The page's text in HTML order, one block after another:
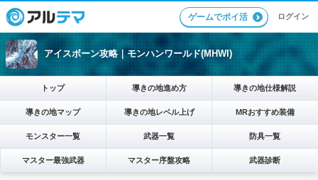
ゲームでポイ活 ログイン
アイスボーン攻略｜モンハンワールド(MHWI)
トップ 導きの地進め方 導きの地仕様解説
導きの地マップ 導きの地レベル上げ MRおすすめ装備
モンスター一覧 武器一覧 防具一覧
マスター最強武器 マスター序盤攻略 武器診断